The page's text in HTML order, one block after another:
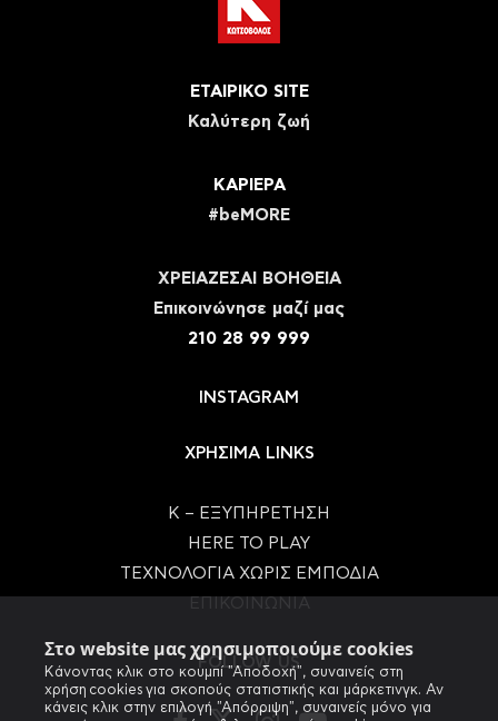
Στο website μας χρησιμοποιούμε cookies
Κάνοντας κλικ στο κουμπί "Αποδοχή", συναινείς στη
χρήση cookies για σκοπούς στατιστικής και μάρκετινγκ. Αν
κάνεις κλικ στην επιλογή "Απόρριψη", συναινείς μόνο για
ΕΤΑΙΡΙΚΟ SITE
Καλύτερη ζωή
ΚΑΡΙΕΡΑ
#beMORE
ΧΡΕΙΑΖΕΣΑΙ ΒΟΗΘΕΙΑ
Eπικοινώνησε μαζί μας
210 28 99 999
INSTAGRAM
ΧΡΗΣΙΜΑ LINKS
Κ – ΕΞΥΠΗΡΕΤΗΣΗ
HERE TO PLAY
ΤΕΧΝΟΛΟΓΙΑ ΧΩΡΙΣ ΕΜΠΟΔΙΑ
FOLLOW US